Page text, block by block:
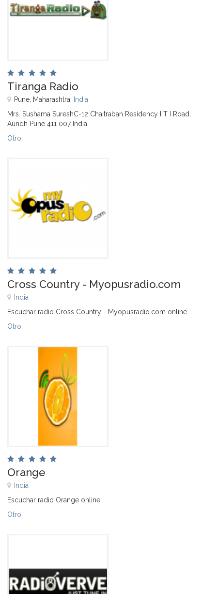
Tiranga Radio
Pune, Maharashtra, India
Mrs. Sushama SureshC-12 Chaitraban Residency I T I Road,
Aundh Pune 411 007 India.
Otro
Cross Country - Myopusradio.com
India
Escuchar radio Cross Country - Myopusradio.com online
Otro
Orange
India
Escuchar radio Orange online
Otro